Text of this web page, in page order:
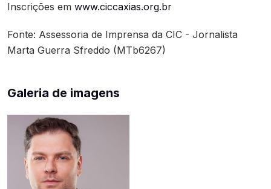
Inscrições em www.ciccaxias.org.br
Fonte: Assessoria de Imprensa da CIC - Jornalista
Marta Guerra Sfreddo (MTb6267)
Galeria de imagens